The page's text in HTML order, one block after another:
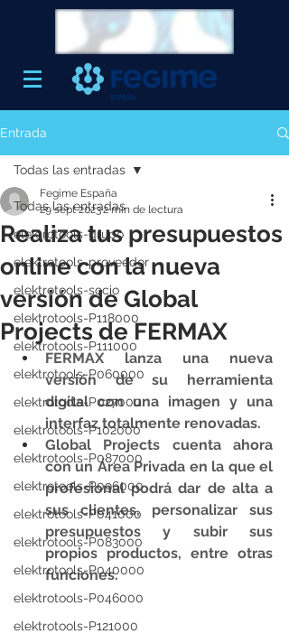
Entrada
Todas las entradas
elektrotools-grupo
elektrotools-proveedor
elektrotools-socio
elektrotools-P118000
elektrotools-P111000
elektrotools-P060000
elektrotools-P027000
elektrotools-P102000
elektrotools-P087000
elektrotools-P096000
elektrotools-P041000
elektrotools-P083000
elektrotools-P040000
elektrotools-P046000
elektrotools-P121000
Todas las entradas
Realiza tus presupuestos
online con la nueva
versión de Global
Projects de FERMAX
Fegime España
29 sept 20232 min de lectura
FERMAX lanza una nueva
versión de su herramienta
digital con una imagen y una
interfaz totalmente renovadas.
Global Projects cuenta ahora
con un Área Privada en la que el
profesional podrá dar de alta a
sus clientes, personalizar sus
presupuestos y subir sus
propios productos, entre otras
funciones.